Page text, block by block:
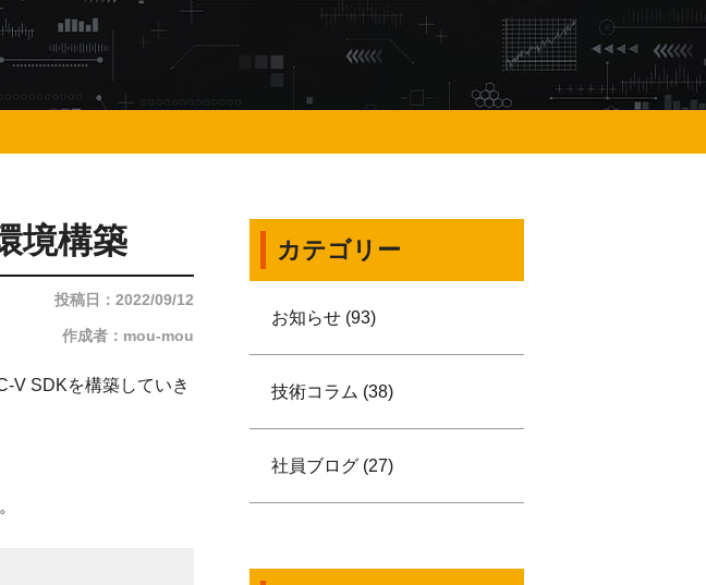
境構築
投稿日：2022/09/12
作成者：mou-mou
V SDKを構築していき
カテゴリー
お知らせ (93)
技術コラム (38)
社員ブログ (27)